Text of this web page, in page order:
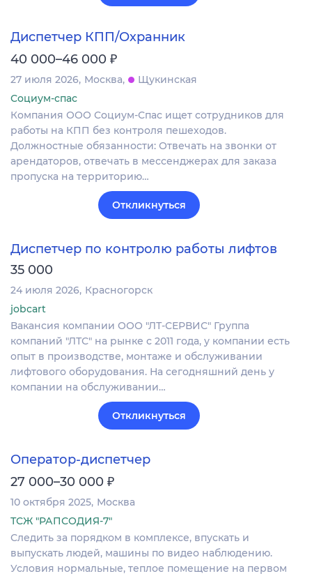
Диспетчер КПП/Охранник
40 000–46 000 ₽
27 июля 2026 Москва
Щукинская
Социум-спас
Компания ООО Социум-Спас ищет сотрудников для
работы на КПП без контроля пешеходов.
Должностные обязанности: Отвечать на звонки от
арендаторов, отвечать в мессенджерах для заказа
пропуска на территорию…
Откликнуться
Диспетчер по контролю работы лифтов
35 000
24 июля 2026 Красногорск
jobcart
Вакансия компании ООО "ЛТ-СЕРВИС" Группа
компаний "ЛТС" на рынке с 2011 года, у компании есть
опыт в производстве, монтаже и обслуживании
лифтового оборудования. На сегодняшний день у
компании на обслуживании…
Откликнуться
Оператор-диспетчер
27 000–30 000 ₽
10 октября 2025 Москва
ТСЖ "РАПСОДИЯ-7"
Следить за порядком в комплексе, впускать и
выпускать людей, машины по видео наблюдению.
Условия нормальные, теплое помещение на первом